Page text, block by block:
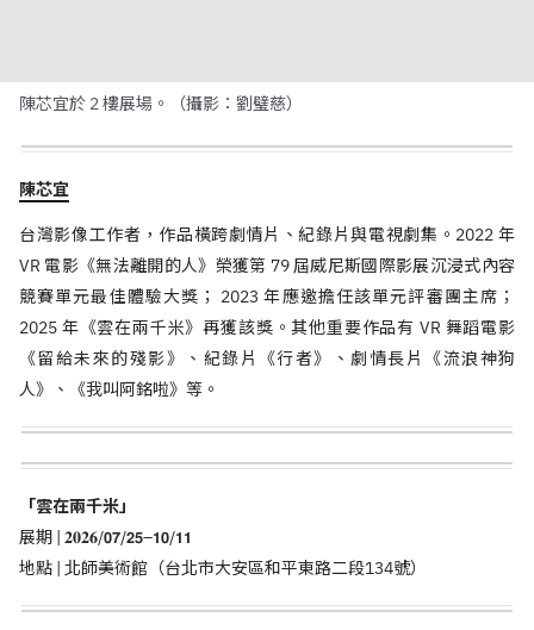
陳芯宜於 2 樓展場。（攝影：劉璧慈）
陳芯宜
台灣影像工作者，作品橫跨劇情片、紀錄片與電視劇集。 2022年
VR 電影《無法離開的人》榮獲第 79 屆威尼斯國際影展沉浸式內容
競賽單元最佳體驗大獎； 2023年應邀擔任該單元評審團主席；
2025 年《雲在兩千米》再獲該獎。其他重要作品有 VR 舞蹈電影
《留給未來的殘影》、紀錄片《行者》、劇情長片《流浪神狗
人》、《我叫阿銘啦》等。
「雲在兩千米」
展期 | 𝟐𝟎𝟐𝟔/𝟬𝟳/𝟮𝟱–𝟭𝟬/𝟭𝟭
地點 | 北師美術館（台北市大安區和平東路二段134號）